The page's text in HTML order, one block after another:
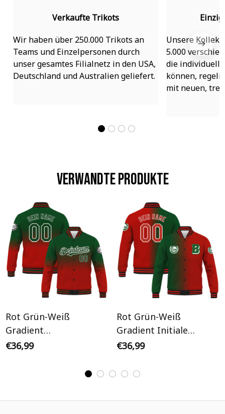
Verkaufte Trikots
Wir haben über 250.000 Trikots an
Teams und Einzelpersonen durch
unser gesamtes Filialnetz in den USA,
Deutschland und Australien geliefert.
Unsere
5.000
die individuell
können,
mit neuen,
Verwandte Produkte
Rot Grün-Weiß
Gradient
Personalisiertes Varsity
€36,99
Rot Grün-Weiß
Gradient Initiale
Personalisiertes Varsity
€36,99